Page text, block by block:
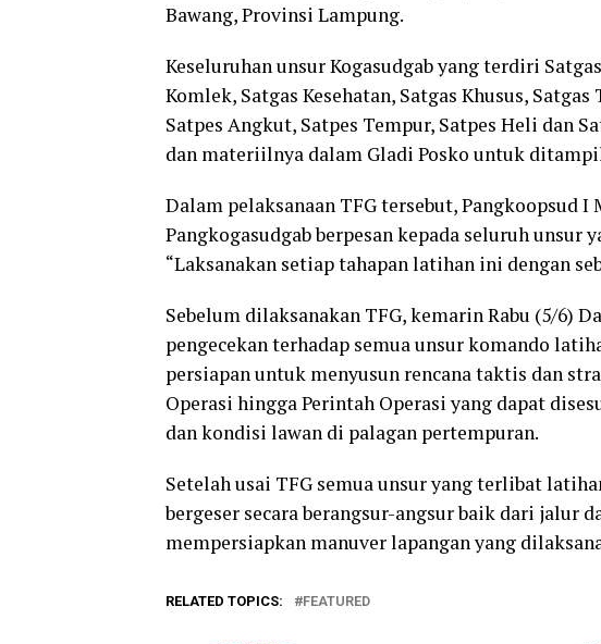
Bawang, Provinsi Lampung.
Keseluruhan unsur Kogasudgab yang terdiri
Komlek, Satgas Kesehatan, Satgas Khusus,
Satpes Angkut, Satpes Tempur, Satpes Heli dan
dan materiilnya dalam Gladi Posko untuk
Dalam pelaksanaan TFG tersebut, Pangkoopsud
Pangkogasudgab berpesan kepada seluruh
“Laksanakan setiap tahapan latihan ini dengan
Sebelum dilaksanakan TFG, kemarin Rabu (5/6)
pengecekan terhadap semua unsur komando
persiapan untuk menyusun rencana taktis dan
Operasi hingga Perintah Operasi yang dapat
dan kondisi lawan di palagan pertempuran.
Setelah usai TFG semua unsur yang terlibat
bergeser secara berangsur-angsur baik dari jalur
mempersiapkan manuver lapangan yang
RELATED TOPICS: FEATURED